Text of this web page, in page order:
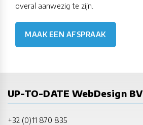
overal aanwezig te zijn.
MAAK EEN AFSPRAAK
UP-TO-DATE WebDesign BV
+32 (0)11 870 835